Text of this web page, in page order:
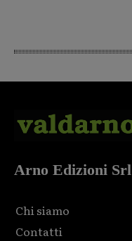
Arno Edizioni Srl
Chi siamo
Contatti